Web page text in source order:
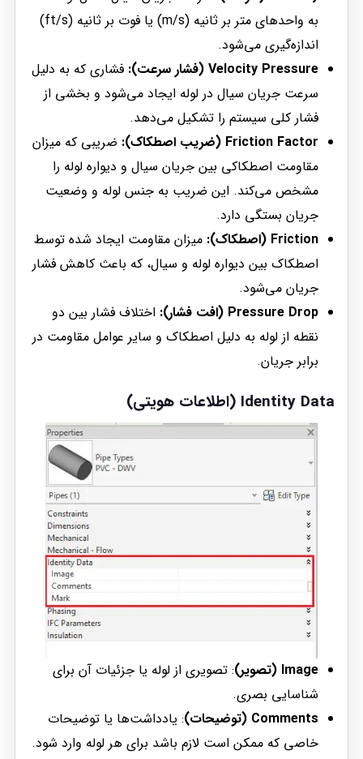
به واحدهای متر بر ثانیه (m/s) یا فوت بر ثانیه (ft/s)
اندازه‌گیری می‌شود.
Velocity Pressure (فشار سرعت):
فشاری که به دلیل
سرعت جریان سیال در لوله ایجاد می‌شود و بخشی از
فشار کلی سیستم را تشکیل می‌دهد.
Friction Factor (ضریب اصطکاک):
ضریبی که میزان
مقاومت اصطکاکی بین جریان سیال و دیواره لوله را
مشخص می‌کند. این ضریب به جنس لوله و وضعیت
جریان بستگی دارد.
Friction (اصطکاک):
میزان مقاومت ایجاد شده توسط
اصطکاک بین دیواره لوله و سیال، که باعث کاهش فشار
جریان می‌شود.
Pressure Drop (افت فشار):
اختلاف فشار بین دو
نقطه از لوله به دلیل اصطکاک و سایر عوامل مقاومت در
برابر جریان.
Identity Data (اطلاعات هویتی)
Image (تصویر)
: تصویری از لوله یا جزئیات آن برای
شناسایی بصری.
Comments (توضیحات)
: یادداشت‌ها یا توضیحات
خاصی که ممکن است لازم باشد برای هر لوله وارد شود.